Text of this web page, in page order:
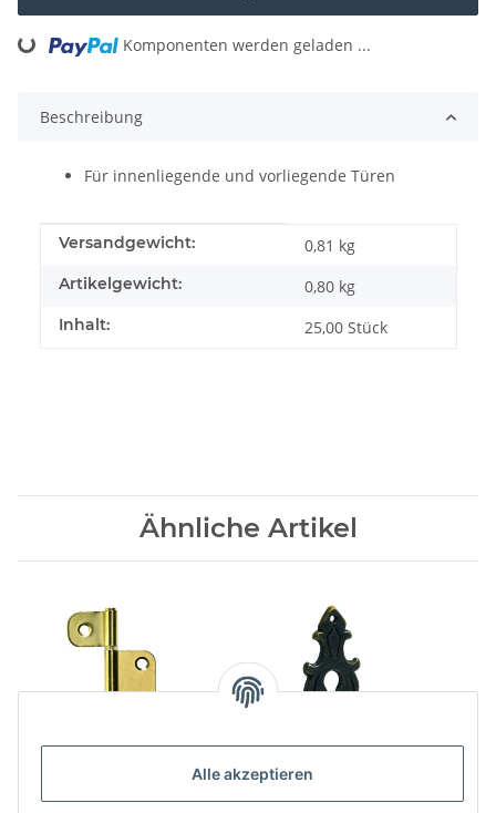
Alle akzeptieren
Loading... Komponenten werden geladen ...
Beschreibung
Für innenliegende und vorliegende Türen
Produkteigenschaft
Wert
Versandgewicht: 0,81 kg
Artikelgewicht: 0,80 kg
Inhalt: 25,00 Stück
Ähnliche Artikel